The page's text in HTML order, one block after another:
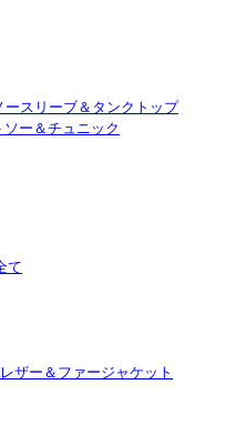
ースリーブ＆タンクトップ
ソー＆チュニック
て
レザー＆ファージャケット